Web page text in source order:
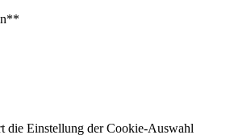
die Einstellung der Cookie-Auswahl